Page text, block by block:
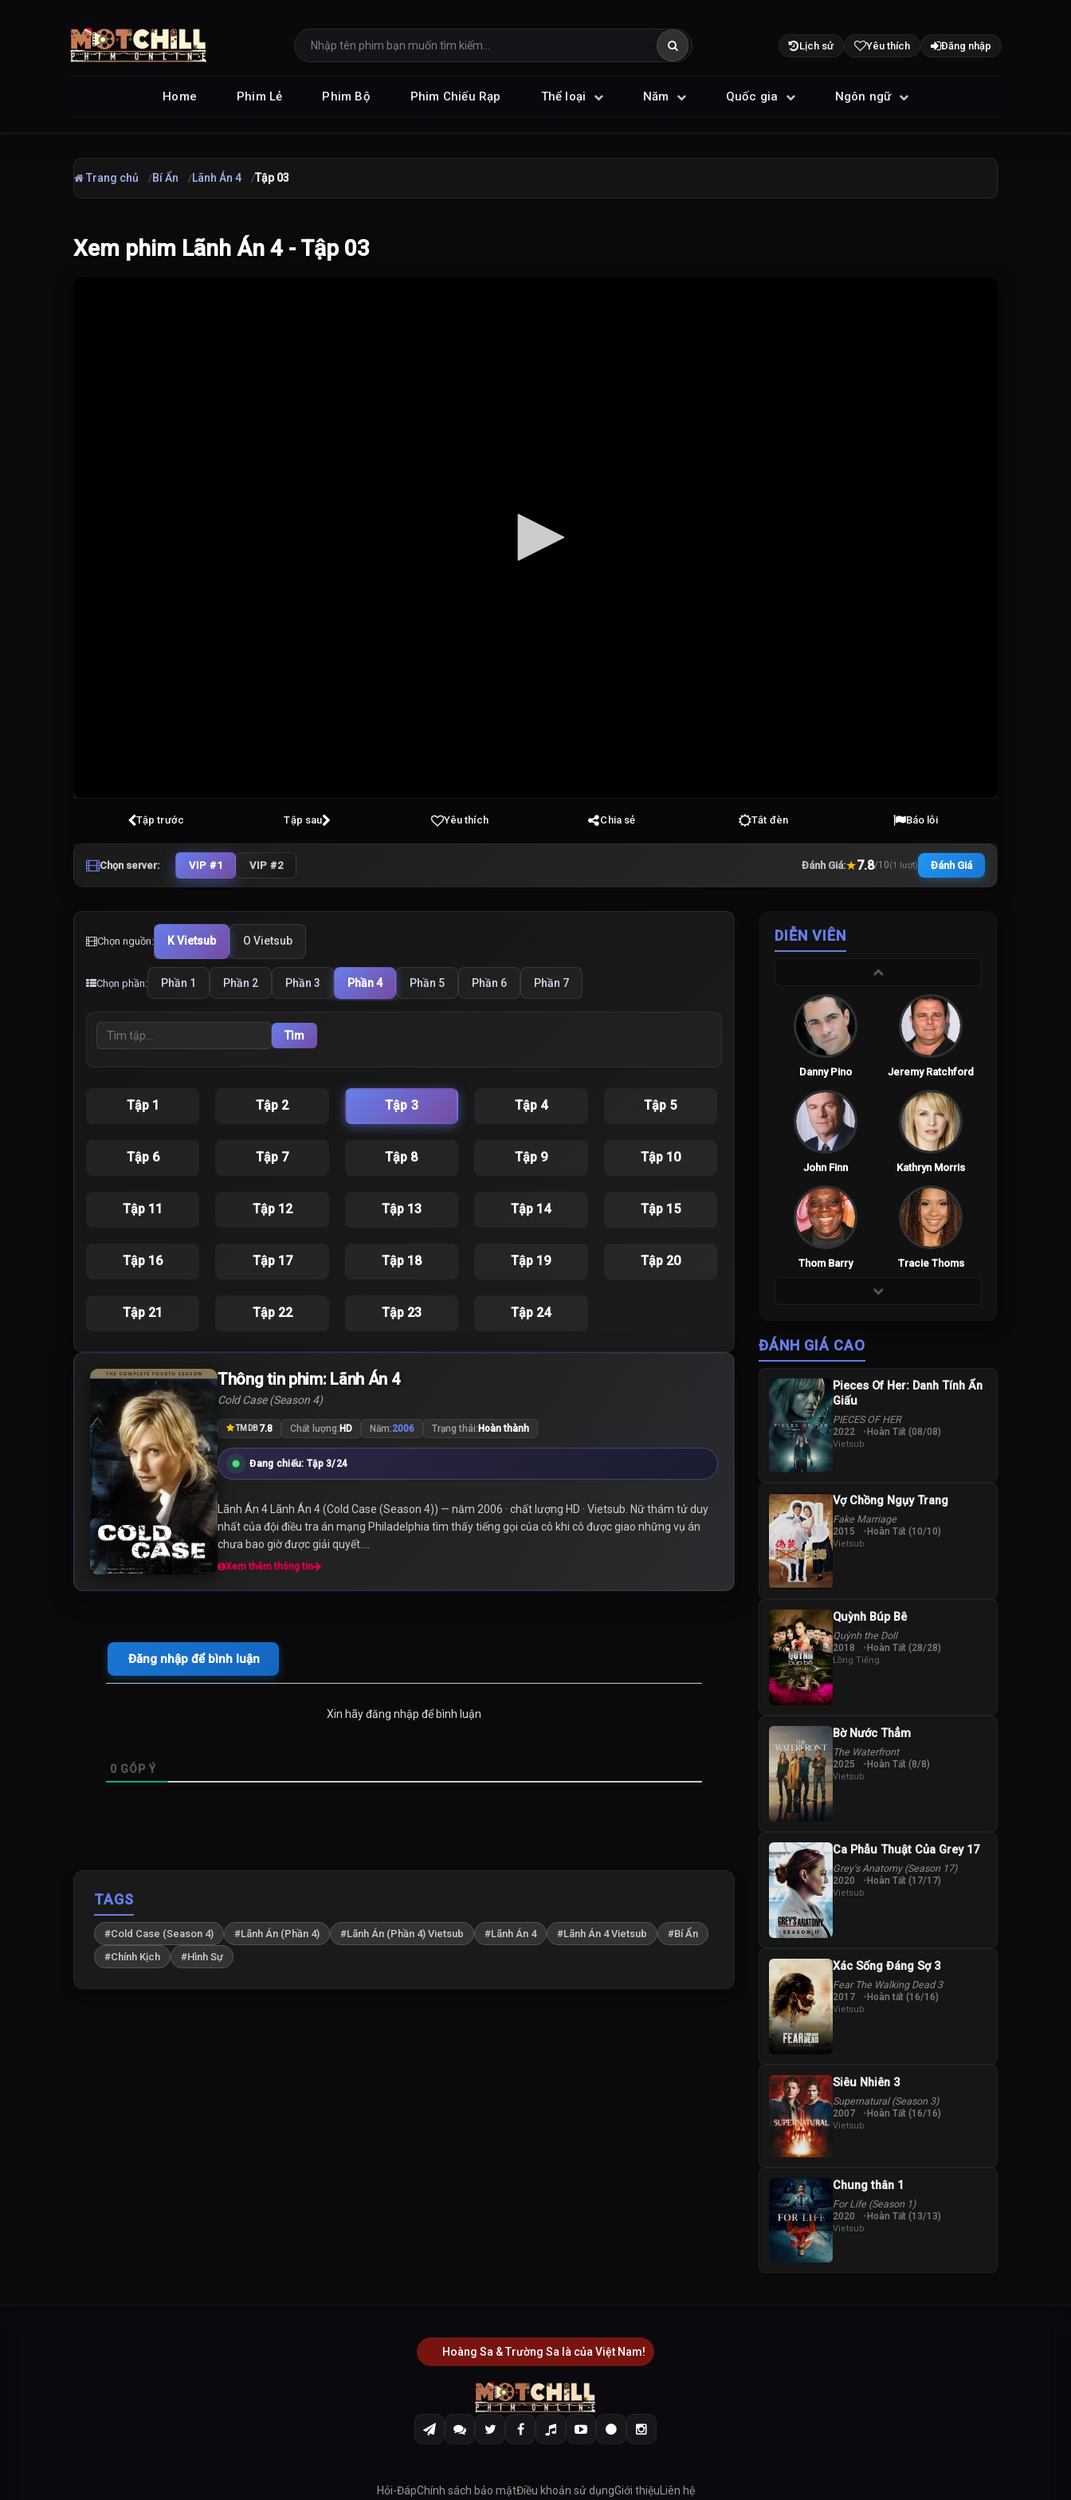
Lịch sử Yêu thích Đăng nhập
Home Phim Lẻ Phim Bộ Phim Chiếu Rạp Thể loại Năm Quốc gia Ngôn ngữ
Trang chủ Bí Ẩn Lãnh Án 4 Tập 03
Xem phim Lãnh Án 4 - Tập 03
Tập trước Tập sau Yêu thích Chia sẻ Tắt đèn Báo lỗi
Chọn server: VIP #1 VIP #2 Đánh Giá:★7.8/10(1 lượt) Đánh Giá
Chọn nguồn: K Vietsub O Vietsub
Chọn phần: Phần 1 Phần 2 Phần 3 Phần 4 Phần 5 Phần 6 Phần 7
Tìm
Tập 1 Tập 2 Tập 3 Tập 4 Tập 5
Tập 6 Tập 7 Tập 8 Tập 9 Tập 10
Tập 11 Tập 12 Tập 13 Tập 14 Tập 15
Tập 16 Tập 17 Tập 18 Tập 19 Tập 20
Tập 21 Tập 22 Tập 23 Tập 24
Thông tin phim: Lãnh Án 4
Cold Case (Season 4)
TMDB7.8 Chất lượng:HD Năm:2006 Trạng thái:Hoàn thành
Đang chiếu: Tập 3/24
Lãnh Án 4 Lãnh Án 4 (Cold Case (Season 4)) — năm 2006 · chất lượng HD · Vietsub. Nữ thám tử duy
nhất của đội điều tra án mạng Philadelphia tìm thấy tiếng gọi của cô khi cô được giao những vụ án
chưa bao giờ được giải quyết....
Xem thêm thông tin
Đăng nhập để bình luận
Xin hãy đăng nhập để bình luận
0 GÓP Ý
TAGS
#Cold Case (Season 4) #Lãnh Án (Phần 4) #Lãnh Án (Phần 4) Vietsub #Lãnh Án 4 #Lãnh Án 4 Vietsub
#Bí Ẩn
#Chính Kịch
#Hình Sự
DIỄN VIÊN
Danny Pino Jeremy Ratchford
John Finn Kathryn Morris
Thom Barry Tracie Thoms
ĐÁNH GIÁ CAO
Pieces Of Her: Danh Tính Ẩn
Giấu
PIECES OF HER
2022 Hoàn Tất (08/08)
Vietsub
Vợ Chồng Ngụy Trang
Fake Marriage
2015 Hoàn Tất (10/10)
Vietsub
Quỳnh Búp Bê
Quỳnh the Doll
2018 Hoàn Tất (28/28)
Lồng Tiếng
Bờ Nước Thẳm
The Waterfront
2025 Hoàn Tất (8/8)
Vietsub
Ca Phẫu Thuật Của Grey 17
Grey's Anatomy (Season 17)
2020 Hoàn Tất (17/17)
Vietsub
Xác Sống Đáng Sợ 3
Fear The Walking Dead 3
2017 Hoàn tất (16/16)
Vietsub
Siêu Nhiên 3
Supernatural (Season 3)
2007 Hoàn Tất (16/16)
Vietsub
Chung thân 1
For Life (Season 1)
2020 Hoàn Tất (13/13)
Vietsub
Hoàng Sa & Trường Sa là của Việt Nam!
Hỏi-ĐápChính sách bảo mậtĐiều khoản sử dụngGiới thiệuLiên hệ